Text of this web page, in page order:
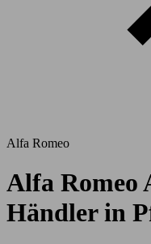
Alfa Romeo
Alfa Romeo
Händler in